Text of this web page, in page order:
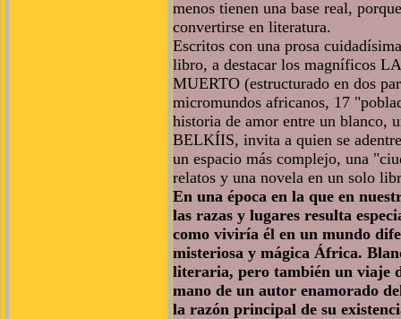
menos tienen una base real,
convertirse en literatura.
Escritos con una prosa
libro, a destacar los magníficos
MUERTO (estructurado en dos
micromundos africanos, 17
historia de amor entre un blanco,
BELKÍIS, invita a quien se
un espacio más complejo, una
relatos y una novela en un solo
En una época en la que en
las razas y lugares resulta
como viviría él en un mundo
misteriosa y mágica África.
literaria, pero también un viaje
mano de un autor enamorado
la razón principal de su